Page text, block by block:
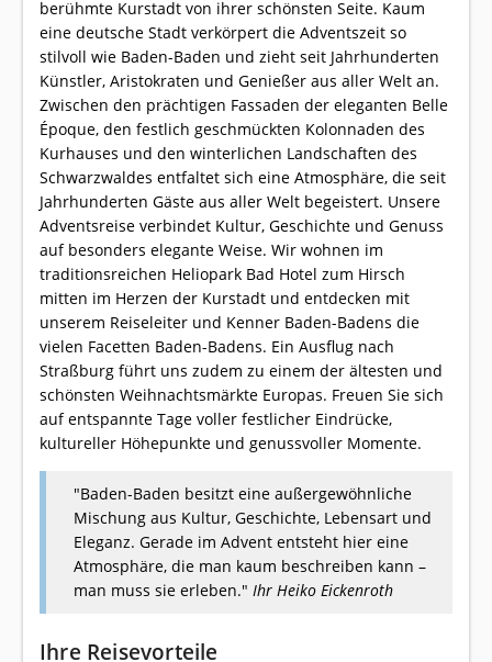
berühmte Kurstadt von ihrer schönsten Seite. Kaum
eine deutsche Stadt verkörpert die Adventszeit so
stilvoll wie Baden-Baden und zieht seit Jahrhunderten
Künstler, Aristokraten und Genießer aus aller Welt an.
Zwischen den prächtigen Fassaden der eleganten Belle
Époque, den festlich geschmückten Kolonnaden des
Kurhauses und den winterlichen Landschaften des
Schwarzwaldes entfaltet sich eine Atmosphäre, die seit
Jahrhunderten Gäste aus aller Welt begeistert. Unsere
Adventsreise verbindet Kultur, Geschichte und Genuss
auf besonders elegante Weise. Wir wohnen im
traditionsreichen Heliopark Bad Hotel zum Hirsch
mitten im Herzen der Kurstadt und entdecken mit
unserem Reiseleiter und Kenner Baden-Badens die
vielen Facetten Baden-Badens. Ein Ausflug nach
Straßburg führt uns zudem zu einem der ältesten und
schönsten Weihnachtsmärkte Europas. Freuen Sie sich
auf entspannte Tage voller festlicher Eindrücke,
kultureller Höhepunkte und genussvoller Momente.
"Baden-Baden besitzt eine außergewöhnliche
Mischung aus Kultur, Geschichte, Lebensart und
Eleganz. Gerade im Advent entsteht hier eine
Atmosphäre, die man kaum beschreiben kann –
man muss sie erleben." Ihr Heiko Eickenroth
Ihre Reisevorteile